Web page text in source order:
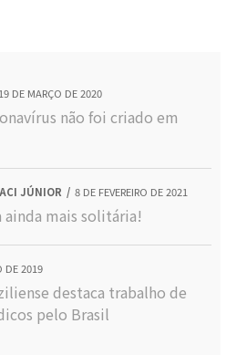
19 DE MARÇO DE 2020
não foi criado em
JÚNIOR 8 DE FEVEREIRO DE 2021
ainda mais solitária!
DE 2019
destaca trabalho de
pelo Brasil